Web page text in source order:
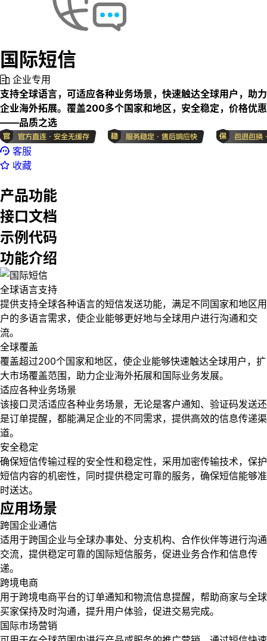
国际短信
企业专用
支持全球语言，可适应各种业务场景，快速触达全球用户，助力
企业海外拓展。覆盖200多个国家和地区，安全稳定，价格优惠
——品质之选
客服
收藏
产品功能
接口文档
示例代码
功能介绍
全球语言支持
提供支持全球各种语言的短信发送功能，满足不同国家和地区用
户的多语言需求，使企业能够更好地与全球用户进行沟通和交
流。
全球覆盖
覆盖超过200个国家和地区，使企业能够快速触达全球用户，扩
大市场覆盖范围，助力企业海外拓展和国际业务发展。
适应各种业务场景
该接口灵活适应各种业务场景，无论是客户通知、验证码发送还
是订单提醒，都能满足企业的不同需求，提供高效的信息传递渠
道。
安全稳定
确保短信传输过程的安全性和稳定性，采用加密传输技术，保护
短信内容的机密性，同时提供稳定可靠的服务，确保短信能够准
时送达。
应用场景
跨国企业通信
适用于跨国企业与全球办事处、分支机构、合作伙伴等进行沟通
交流，提供稳定可靠的国际短信服务，促进业务合作和信息传
递。
跨境电商
用于跨境电商平台的订单通知和物流信息提醒，帮助商家与全球
买家保持及时沟通，提升用户体验，促进交易完成。
国际市场营销